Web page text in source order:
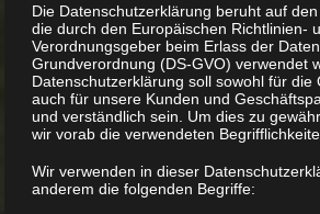
Beiträge
Wasserpflanzen für den
abzugeben
Auswinterung
Die Datenschutzerklärung beruht auf den
die durch den Europäischen Richtlinien-
Verordnungsgeber beim Erlass der
Grundverordnung (DS-GVO) verwendet
Datenschutzerklärung soll sowohl für die
auch für unsere Kunden und
und verständlich sein. Um dies zu
wir vorab die verwendeten
Wir verwenden in dieser
anderem die folgenden Begriffe: